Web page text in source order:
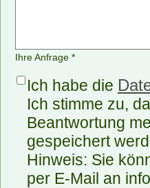
Ihre Anfrage *
Ich habe die
Ich stimme zu,
Beantwortung
gespeichert
Hinweis: Sie
per E-Mail an